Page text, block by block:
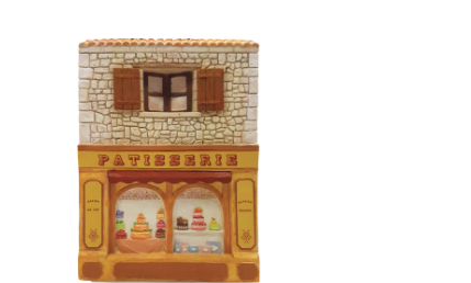
Ajouter
à la liste
d'envie